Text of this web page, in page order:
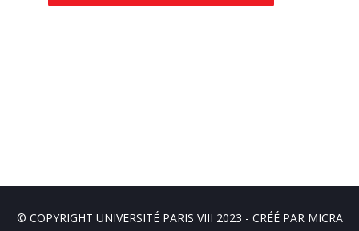
© COPYRIGHT UNIVERSITÉ PARIS VIII 2023 - CRÉÉ PAR MICRA